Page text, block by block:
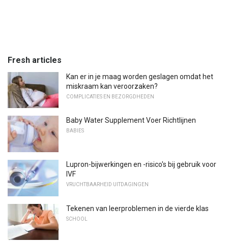
Fresh articles
Kan er in je maag worden geslagen omdat het
miskraam kan veroorzaken?
COMPLICATIES EN BEZORGDHEDEN
Baby Water Supplement Voer Richtlijnen
BABIES
Lupron-bijwerkingen en -risico's bij gebruik voor
IVF
VRUCHTBAARHEID UITDAGINGEN
Tekenen van leerproblemen in de vierde klas
SCHOOL